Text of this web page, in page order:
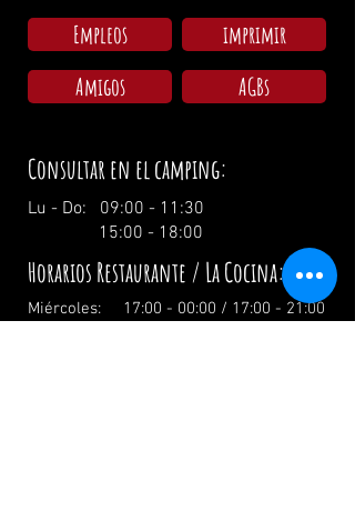
Empleos
imprimir
Amigos
AGBs
Consultar en el camping:
Lu - Do: 09:00 - 11:30
15:00 - 18:00
Horarios Restaurante / La Cocina:
Miércoles: 17:00 - 00:00 / 17:00 - 21:00